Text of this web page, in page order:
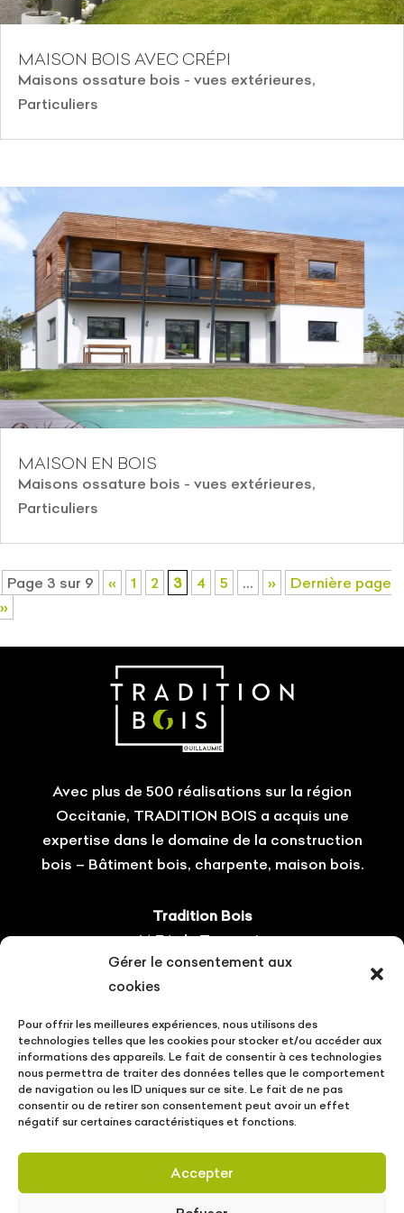
Gérer le consentement aux
cookies
Pour offrir les meilleures expériences, nous utilisons des
technologies telles que les cookies pour stocker et/ou accéder aux
informations des appareils. Le fait de consentir à ces technologies
nous permettra de traiter des données telles que le comportement
de navigation ou les ID uniques sur ce site. Le fait de ne pas
consentir ou de retirer son consentement peut avoir un effet
négatif sur certaines caractéristiques et fonctions.
Accepter
MAISON BOIS AVEC CRÉPI
Maisons ossature bois - vues extérieures,
Particuliers
MAISON EN BOIS
Maisons ossature bois - vues extérieures,
Particuliers
Page 3 sur 9 « 1 2 3 4 5 … »
Dernière page
»
Avec plus de 500 réalisations sur la région
Occitanie, TRADITION BOIS a acquis une
expertise dans le domaine de la construction
bois – Bâtiment bois, charpente, maison bois.
Tradition Bois
14 ZA du Tourneris
31470 Bonrepos-sur-Aussonnelle
Tel : 05.61.08.60.54
Suivez-nous !
MENTIONS LÉGALES